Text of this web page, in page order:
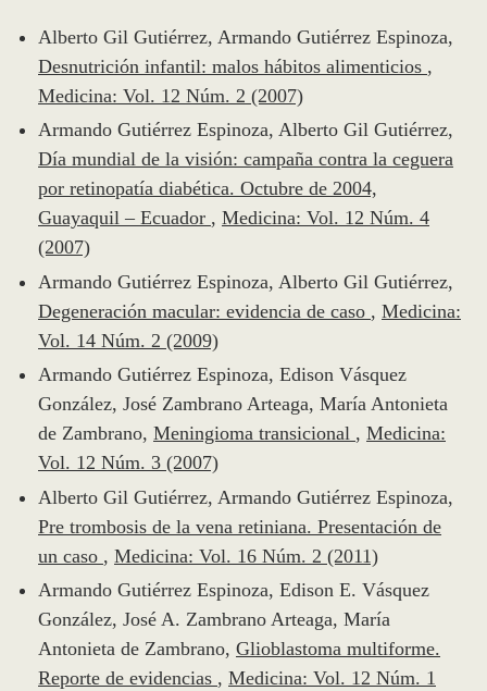
Alberto Gil Gutiérrez, Armando Gutiérrez Espinoza,
Desnutrición infantil: malos hábitos alimenticios ,
Medicina: Vol. 12 Núm. 2 (2007)
Armando Gutiérrez Espinoza, Alberto Gil Gutiérrez,
Día mundial de la visión: campaña contra la ceguera
por retinopatía diabética. Octubre de 2004,
Guayaquil – Ecuador , Medicina: Vol. 12 Núm. 4
(2007)
Armando Gutiérrez Espinoza, Alberto Gil Gutiérrez,
Degeneración macular: evidencia de caso , Medicina:
Vol. 14 Núm. 2 (2009)
Armando Gutiérrez Espinoza, Edison Vásquez
González, José Zambrano Arteaga, María Antonieta
de Zambrano, Meningioma transicional , Medicina:
Vol. 12 Núm. 3 (2007)
Alberto Gil Gutiérrez, Armando Gutiérrez Espinoza,
Pre trombosis de la vena retiniana. Presentación de
un caso , Medicina: Vol. 16 Núm. 2 (2011)
Armando Gutiérrez Espinoza, Edison E. Vásquez
González, José A. Zambrano Arteaga, María
Antonieta de Zambrano, Glioblastoma multiforme.
Reporte de evidencias , Medicina: Vol. 12 Núm. 1